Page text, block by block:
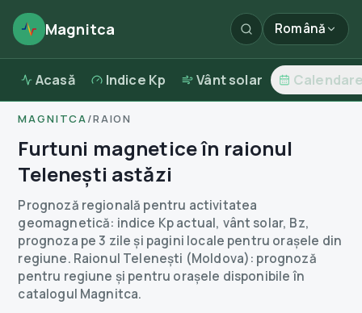
Magnitca Română
Acasă Indice Kp Vânt solar
MAGNITCA/RAION
Furtuni magnetice în raionul
Telenești astăzi
Prognoză regională pentru activitatea
geomagnetică: indice Kp actual, vânt solar, Bz,
prognoza pe 3 zile și pagini locale pentru orașele din
regiune. Raionul Telenești (Moldova): prognoză
pentru regiune și pentru orașele disponibile în
catalogul Magnitca.